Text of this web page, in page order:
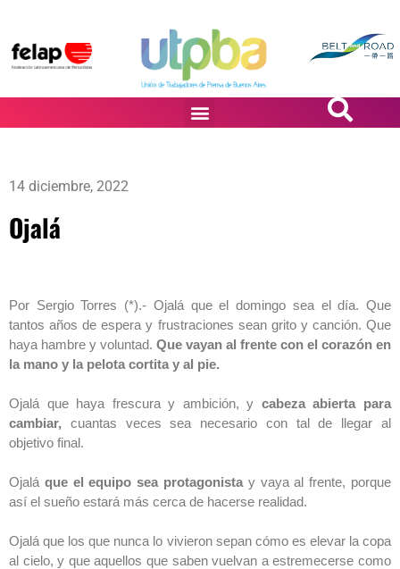
14 diciembre, 2022
Ojalá
Por Sergio Torres (*).- Ojalá que el domingo sea el día. Que
tantos años de espera y frustraciones sean grito y canción. Que
haya hambre y voluntad. Que vayan al frente con el corazón en
la mano y la pelota cortita y al pie.
Ojalá que haya frescura y ambición, y cabeza abierta para
cambiar, cuantas veces sea necesario con tal de llegar al
objetivo final.
Ojalá que el equipo sea protagonista y vaya al frente, porque
así el sueño estará más cerca de hacerse realidad.
Ojalá que los que nunca lo vivieron sepan cómo es elevar la copa
al cielo, y que aquellos que saben vuelvan a estremecerse como